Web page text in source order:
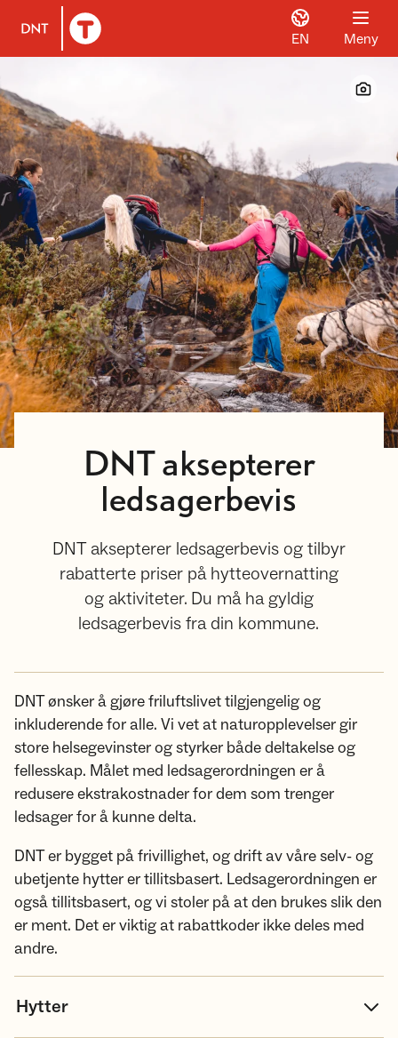
Til DNT.no forside
EN Meny
DNT aksepterer
ledsagerbevis
DNT aksepterer ledsagerbevis og tilbyr
rabatterte priser på hytteovernatting
og aktiviteter. Du må ha gyldig
ledsagerbevis fra din kommune.
DNT ønsker å gjøre friluftslivet tilgjengelig og
inkluderende for alle. Vi vet at naturopplevelser gir
store helsegevinster og styrker både deltakelse og
fellesskap. Målet med ledsagerordningen er å
redusere ekstrakostnader for dem som trenger
ledsager for å kunne delta.
DNT er bygget på frivillighet, og drift av våre selv- og
ubetjente hytter er tillitsbasert. Ledsagerordningen er
også tillitsbasert, og vi stoler på at den brukes slik den
er ment. Det er viktig at rabattkoder ikke deles med
andre.
Hytter